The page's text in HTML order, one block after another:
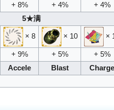
+ 8% + 4%
+ 4%
5★满
× 8 × 10 ×
+ 9% + 5%
+ 5%
Accele Blast Charge